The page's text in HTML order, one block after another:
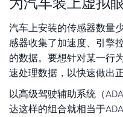
汽车上安装的传感器数量
感器收集了加速度、引擎
的数据。要想针对某一行
速处理数据，以快速做出
以高级驾驶辅助系统（
达这样的组合就相当于